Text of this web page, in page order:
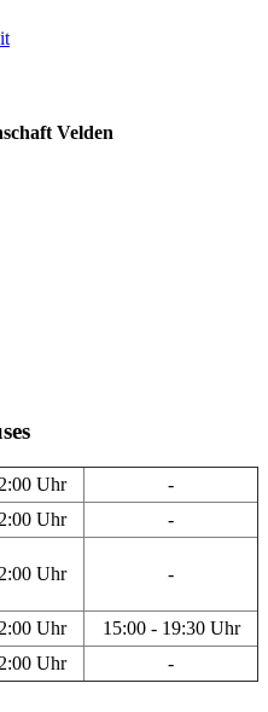
Velden
Uhr
-
Uhr -
Uhr -
Uhr
15:00 - 19:30 Uhr
Uhr -